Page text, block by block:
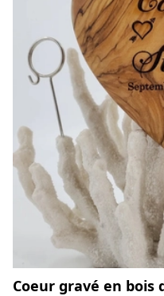
Coeur gravé en bois